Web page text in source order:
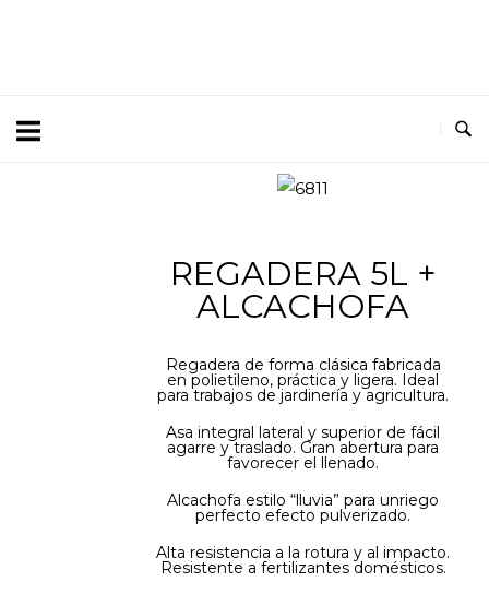
REGADERA 5L +
ALCACHOFA
Regadera de forma clásica fabricada
en polietileno, práctica y ligera. Ideal
para trabajos de jardinería y agricultura.
Asa integral lateral y superior de fácil
agarre y traslado. Gran abertura para
favorecer el llenado.
Alcachofa estilo “lluvia” para unriego
perfecto efecto pulverizado.
Alta resistencia a la rotura y al impacto.
Resistente a fertilizantes domésticos.